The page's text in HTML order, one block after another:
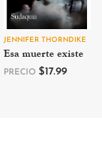
JENNIFER THORNDIKE
Esa muerte existe
PRECIO$17.99